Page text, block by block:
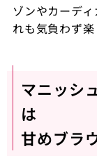
ゾンやカーデ
れも気負わず楽
マニッシ
は
甘めブラ